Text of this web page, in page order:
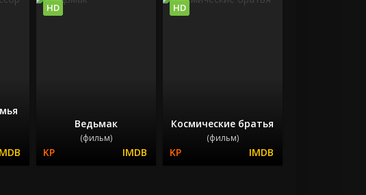
Ведьмак
(фильм)
HD
Космические братья
(фильм)
HD